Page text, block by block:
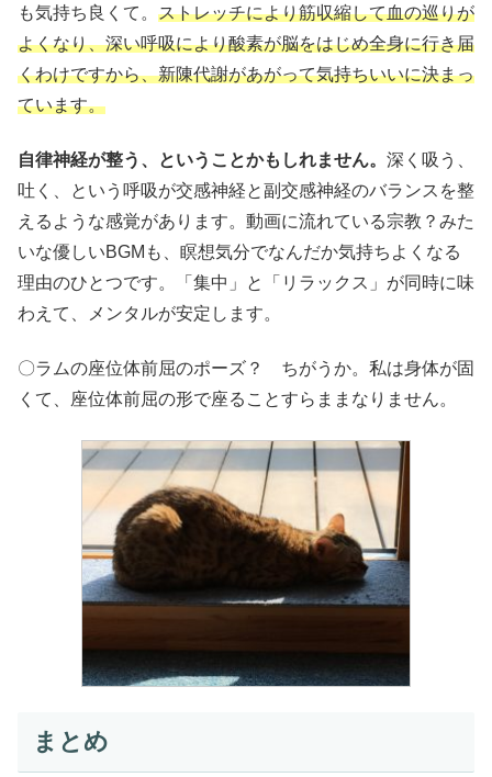
も気持ち良くて。 ストレッチにより筋収縮して血の巡りが
よくなり、深い呼吸により酸素が脳をはじめ全身に行き届
くわけですから、新陳代謝があがって気持ちいいに決まっ
ています。
自律神経が整う、ということかもしれません。 深く吸う、
吐く、という呼吸が交感神経と副交感神経のバランスを整
えるような感覚があります。動画に流れている宗教？みた
いな優しいBGMも、瞑想気分でなんだか気持ちよくなる
理由のひとつです。「集中」と「リラックス」が同時に味
わえて、メンタルが安定します。
〇ラムの座位体前屈のポーズ？ ちがうか。私は身体が固
くて、座位体前屈の形で座ることすらままなりません。
まとめ